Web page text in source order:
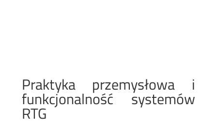
Praktyka przemysłowa i
funkcjonalność systemów
RTG